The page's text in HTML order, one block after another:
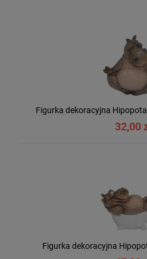
Figurka dekoracyjna
32,00
Figurka dekoracyjna